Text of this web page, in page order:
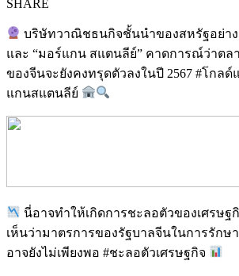
SHARE
บริษัทวาณิชธนกิจชั้นนำของสหรัฐอย่า
และ “มอร์แกน สแตนลีย์” คาดการณ์ว่าตล
ของจีนจะยังคงทรุดตัวลงในปี 2567 #โกล
แกนสแตนลีย์
นี่อาจทำให้เกิดการชะลอตัวของเศรษฐ
เห็นว่ามาตรการของรัฐบาลจีนในการรักษ
อาจยังไม่เพียงพอ #ชะลอตัวเศรษฐกิจ